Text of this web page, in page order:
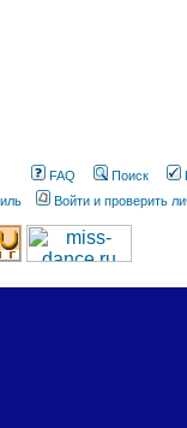
FAQ Поиск
Войти и проверить